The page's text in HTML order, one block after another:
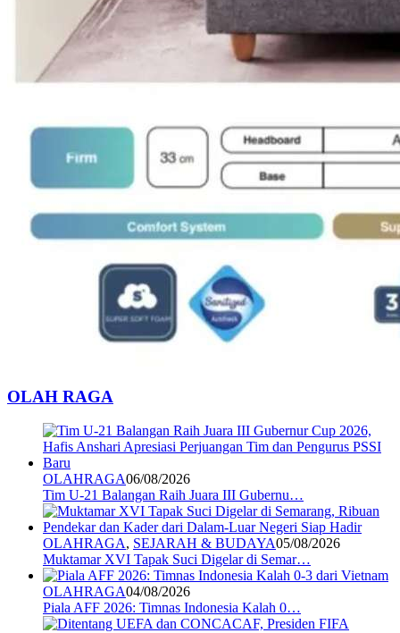
OLAH RAGA
OLAHRAGA06/08/2026
Tim U-21 Balangan Raih Juara III Gubernu…
OLAHRAGA, SEJARAH & BUDAYA05/08/2026
Muktamar XVI Tapak Suci Digelar di Semar…
OLAHRAGA04/08/2026
Piala AFF 2026: Timnas Indonesia Kalah 0…